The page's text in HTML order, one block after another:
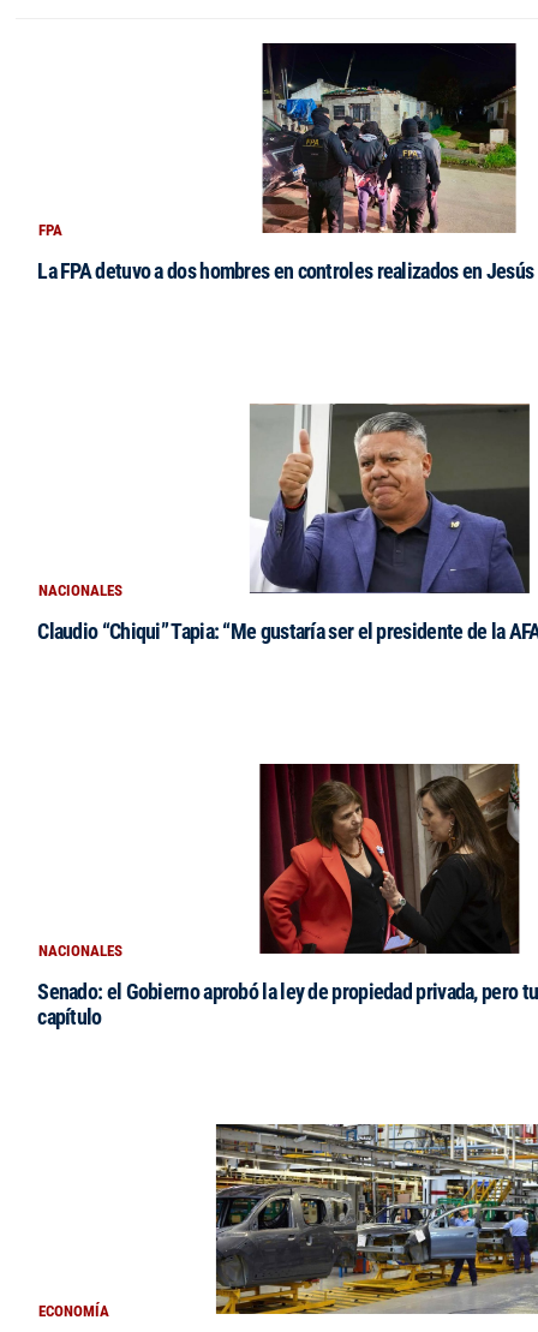
FPA
La FPA detuvo a dos hombres en controles realizados en
NACIONALES
Claudio “Chiqui” Tapia: “Me gustaría ser el presidente de la
NACIONALES
Senado: el Gobierno aprobó la ley de propiedad privada, pero
capítulo
ECONOMÍA